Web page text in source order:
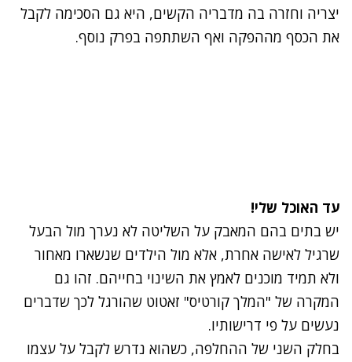
יצריה וחזרה בה מדבריה הקשים, היא גם הסכימה לקבל
את הכסף מההפקה ואף השתתפה בפרק נוסף.
עד האוכל שלי!
יש בתים בהם המאבק על השליטה לא נערך מול הבעל
שרגיל לאישה אחרת, אלא מול הילדים שנשארו מאחור
ולא תמיד מוכנים לאמץ את השינוי בחייהם. זהו גם
המקרה של "המלך קורטיס" זאטוט שהורגל לכך שדברים
נעשים על פי דרישותיו.
בחלק השני של ההחלפה, כשהוא נדרש לקבל על עצמו